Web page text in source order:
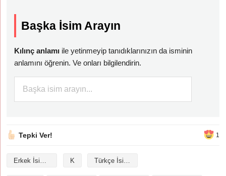
Başka İsim Arayın
Kılınç anlamı ile yetinmeyip tanıdıklarınızın da isminin
anlamını öğrenin. Ve onları bilgilendirin.
Tepki Ver! 1
Erkek İsimleri K Türkçe İsimler